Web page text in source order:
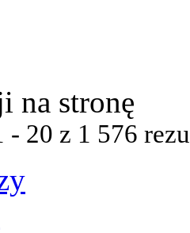
na stronę
- 20 z 1 576